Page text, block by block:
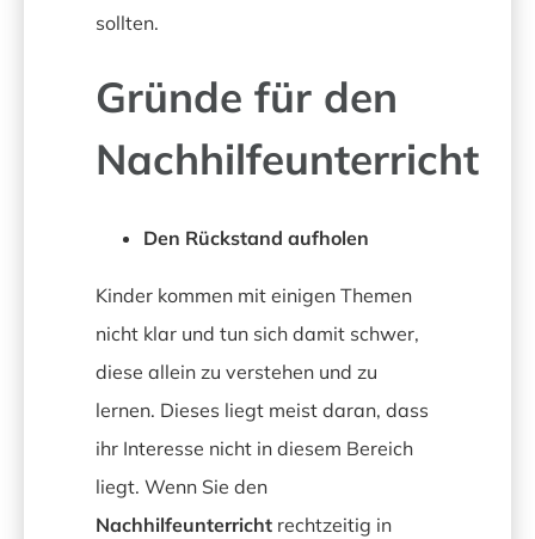
sollten.
Gründe für den
Nachhilfeunterricht
Den Rückstand aufholen
Kinder kommen mit einigen Themen
nicht klar und tun sich damit schwer,
diese allein zu verstehen und zu
lernen. Dieses liegt meist daran, dass
ihr Interesse nicht in diesem Bereich
liegt. Wenn Sie den
Nachhilfeunterricht rechtzeitig in